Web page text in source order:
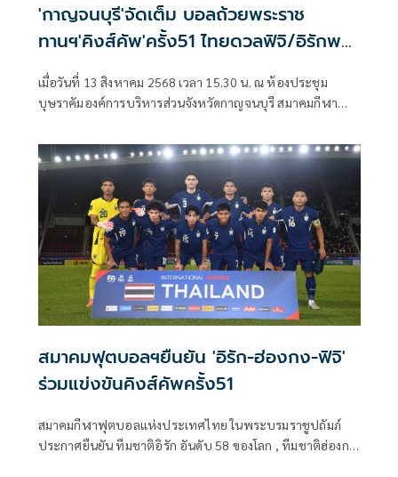
'กาญจนบุรี'จัดเต็ม บอลถ้วยพระราช
ทานฯ'คิงส์คัพ'ครั้ง51 ไทยดวลฟิจิ/อิรักพบ
ฮ่องกง4ก.ย.นี้
เมื่อวันที่ 13 สิงหาคม 2568 เวลา 15.30 น. ณ ห้องประชุม
บุษราคัมองค์การบริหารส่วนจังหวัดกาญจนบุรี สมาคมกีฬา
แถลงข่าวเพื่อเตรียมพร้อมสำหรับการแข่งขันฟุตบอล ชิงถ้วย
พระราชทาน คิงค์ คัพ ครั้งที่ 51 ประจำปี 2568
สมาคมฟุตบอลฯยืนยัน 'อิรัก-ฮ่องกง-ฟิจิ'
ร่วมแข่งขันคิงส์คัพครั้ง51
สมาคมกีฬาฟุตบอลแห่งประเทศไทย ในพระบรมราชูปถัมภ์
ประกาศยืนยัน ทีมชาติอิรัก อันดับ 58 ของโลก , ทีมชาติฮ่องกง